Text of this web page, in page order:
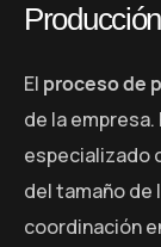
Producción
El proceso de
de la
especializado
del tamaño de
coordinación